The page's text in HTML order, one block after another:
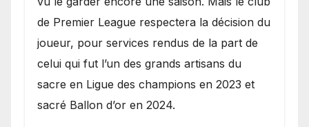
de Premier League respectera la décision du
joueur, pour services rendus de la part de
celui qui fut l’un des grands artisans du
sacre en Ligue des champions en 2023 et
sacré Ballon d’or en 2024.